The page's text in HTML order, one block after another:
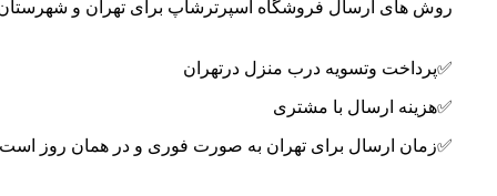
روش های ارسال فروشگاه اسپرترشاپ برای تهران و
✅پرداخت وتسویه درب منزل درتهران
✅هزینه ارسال با مشتری
✅زمان ارسال برای تهران به صورت فوری و در همان روز است